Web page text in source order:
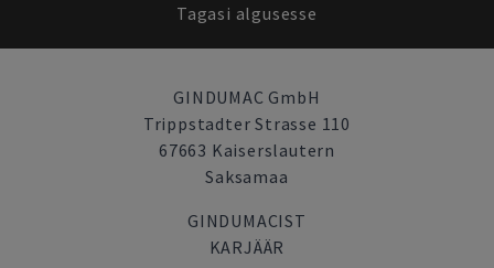
Tagasi algusesse
GINDUMAC GmbH
Trippstadter Strasse 110
67663 Kaiserslautern
Saksamaa
GINDUMACIST
KARJÄÄR